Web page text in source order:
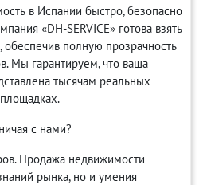
в Испании быстро, безопасно
«DH-SERVICE» готова взять
обеспечив полную прозрачность
Мы гарантируем, что ваша
тысячам реальных
с нами?
Продажа недвижимости
рынка, но и умения